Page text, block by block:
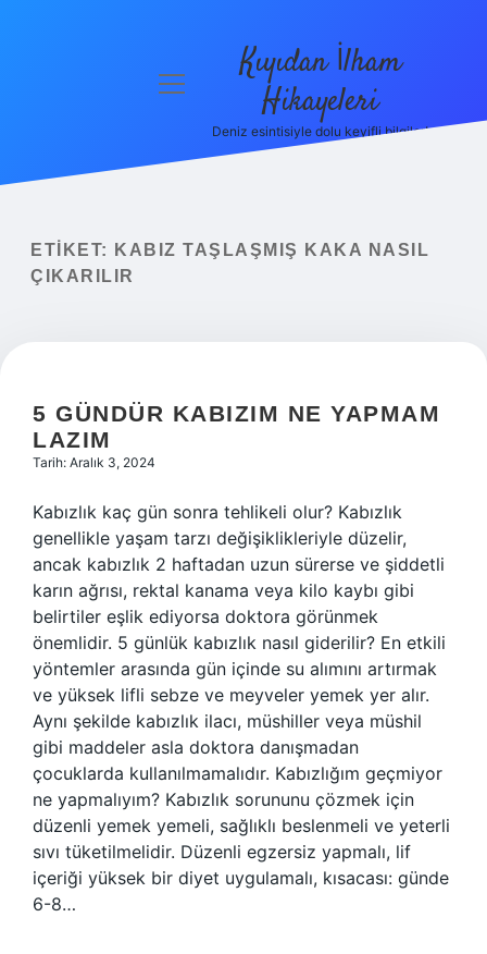
Yasal Uyarı
menüyü
Kıyıdan İlham
Hikayeleri
Deniz esintisiyle dolu keyifli bilgiler!
ETIKET:
KABIZ TAŞLAŞMIŞ KAKA NASIL
ÇIKARILIR
5 GÜNDÜR KABIZIM NE YAPMAM
LAZIM
Tarih: Aralık 3, 2024
Kabızlık kaç gün sonra tehlikeli olur? Kabızlık
genellikle yaşam tarzı değişiklikleriyle düzelir,
ancak kabızlık 2 haftadan uzun sürerse ve şiddetli
karın ağrısı, rektal kanama veya kilo kaybı gibi
belirtiler eşlik ediyorsa doktora görünmek
önemlidir. 5 günlük kabızlık nasıl giderilir? En etkili
yöntemler arasında gün içinde su alımını artırmak
ve yüksek lifli sebze ve meyveler yemek yer alır.
Aynı şekilde kabızlık ilacı, müshiller veya müshil
gibi maddeler asla doktora danışmadan
çocuklarda kullanılmamalıdır. Kabızlığım geçmiyor
ne yapmalıyım? Kabızlık sorununu çözmek için
düzenli yemek yemeli, sağlıklı beslenmeli ve yeterli
sıvı tüketilmelidir. Düzenli egzersiz yapmalı, lif
içeriği yüksek bir diyet uygulamalı, kısacası: günde
6-8…